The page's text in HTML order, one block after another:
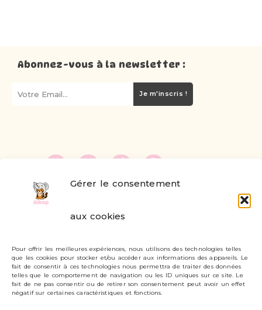
Gérer le consentement
aux cookies
Pour offrir les meilleures expériences, nous utilisons des technologies telles
que les cookies pour stocker et/ou accéder aux informations des appareils. Le
fait de consentir à ces technologies nous permettra de traiter des données
telles que le comportement de navigation ou les ID uniques sur ce site. Le
fait de ne pas consentir ou de retirer son consentement peut avoir un effet
négatif sur certaines caractéristiques et fonctions.
Abonnez-vous à la newsletter :
Je m'inscris !
Livraisons et retours
Mon compte